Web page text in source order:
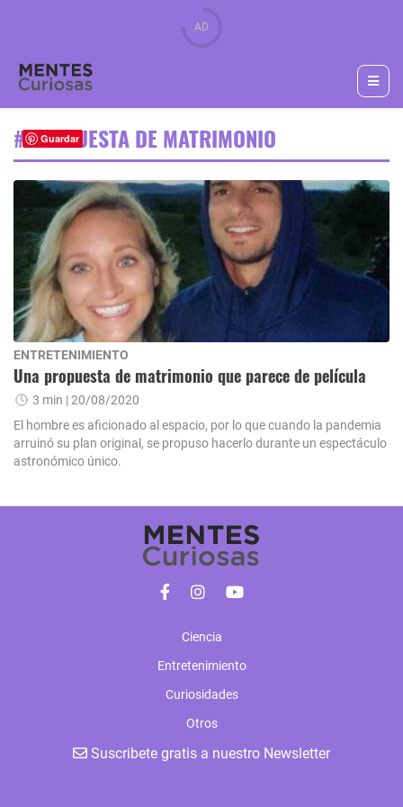
#PROPUESTA DE MATRIMONIO
ENTRETENIMIENTO
Una propuesta de matrimonio que parece de película
3 min | 20/08/2020
El hombre es aficionado al espacio, por lo que cuando la pandemia
arruinó su plan original, se propuso hacerlo durante un espectáculo
astronómico único.
Ciencia
Entretenimiento
Curiosidades
Otros
Suscribete gratis a nuestro Newsletter
Guardar